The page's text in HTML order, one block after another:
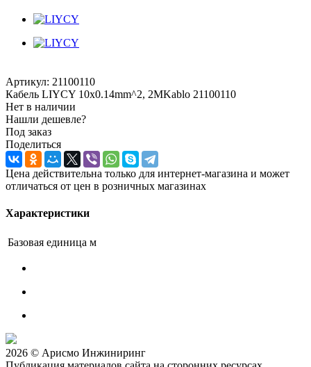
Артикул: 21100110
Кабель LIYCY 10x0.14mm^2, 2MKablo 21100110
Нет в наличии
Нашли дешевле?
Под заказ
Поделиться
Цена действительна только для интернет-магазина и может
отличаться от цен в розничных магазинах
Характеристики
Базовая единица м
2026 © Арисмо Инжиниринг